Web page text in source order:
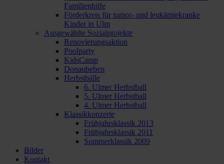
Familienhilfe
Förderkreis für tumor- und leukämiekranke
Kinder in Ulm
Ausgewählte Sozialprojekte
Renovierungsaktion
Poolparty
KidsCamp
Donaubeben
Herbstbälle
6. Ulmer Herbstball
5. Ulmer Herbstball
4. Ulmer Herbstball
Klassikkonzerte
Frühjahrsklassik 2013
Frühjahrsklassik 2011
Sommerklassik 2009
Bilder
Kontakt